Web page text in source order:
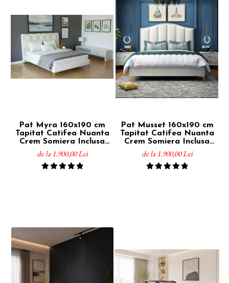
Pat Myra 160x190 cm
Tapitat Catifea Nuanta
Crem Somiera Inclusa
(cod RC80)
de la 1.900,00 Lei
Pat Musset 160x190 cm
Tapitat Catifea Nuanta
Crem Somiera Inclusa
(cod 6607)
de la 1.900,00 Lei